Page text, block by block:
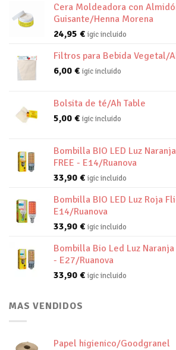
Cera Moldeadora con
Guisante/Henna Morena
24,95 € igic incluido
Filtros para Bebida Vegetal/
6,00 € igic incluido
Bolsita de té/Ah Table
5,00 € igic incluido
Bombilla BIO LED Luz
FREE - E14/Ruanova
33,90 € igic incluido
Bombilla BIO LED Luz Roja
E14/Ruanova
33,90 € igic incluido
Bombilla Bio Led Luz
- E27/Ruanova
33,90 € igic incluido
MAS VENDIDOS
Papel higienico/Goodgranel